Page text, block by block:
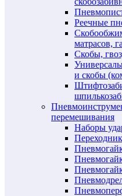
Реечные
матрасов,
Скобы,
и скобы
перемешивания
Наборы